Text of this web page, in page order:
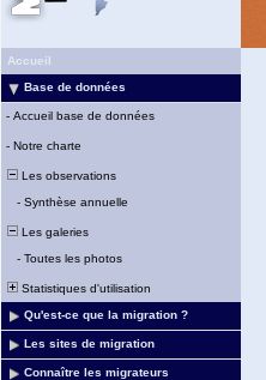
Accueil
Base de données
- Accueil base de données
- Notre charte
Les observations
- Synthèse annuelle
Les galeries
- Toutes les photos
Statistiques d'utilisation
Qu'est-ce que la migration ?
Les sites de migration
Connaître les migrateurs